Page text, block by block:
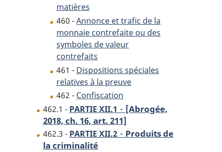
matières
460 -Annonce et trafic de la
monnaie contrefaite ou des
symboles de valeur
contrefaits
461 - Dispositions spéciales
relatives à la preuve
462 - Confiscation
462.1 - PARTIE XII.1 - [Abrogée,
2018, ch. 16, art. 211]
462.3 - PARTIE XII.2 - Produits de
la criminalité